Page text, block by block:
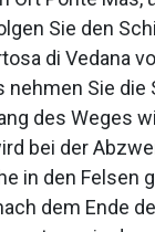
Sie den
di Vedana
nehmen Sie
des Weges
bei der
in den Felsen
dem Ende